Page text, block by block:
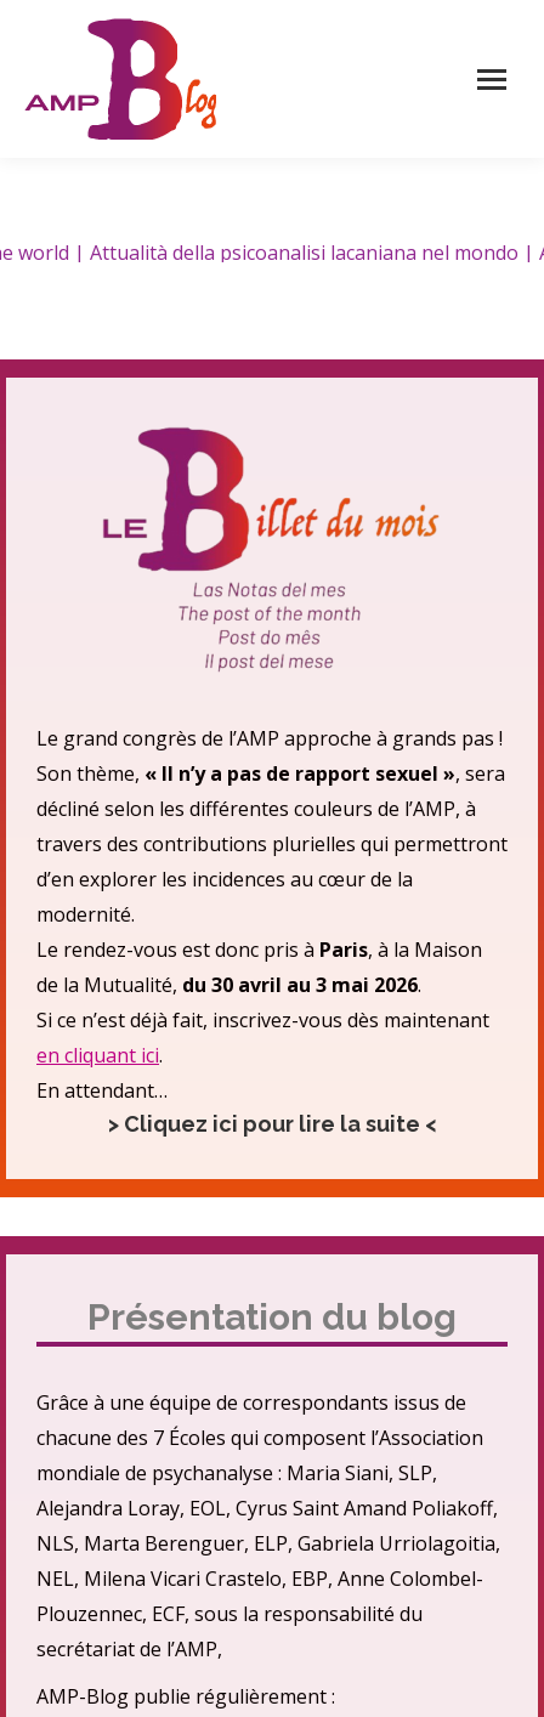
| Attualità della psicoanalisi lacaniana nel mondo |
Le grand congrès de l’AMP approche à grands pas !
Son thème, « Il n’y a pas de rapport sexuel », sera
décliné selon les différentes couleurs de l’AMP, à
travers des contributions plurielles qui permettront
d’en explorer les incidences au cœur de la
modernité.
Le rendez-vous est donc pris à Paris, à la Maison
de la Mutualité, du 30 avril au 3 mai 2026.
Si ce n’est déjà fait, inscrivez-vous dès maintenant
en cliquant ici.
En attendant…
> Cliquez ici pour lire la suite <
Présentation du blog
Grâce à une équipe de correspondants issus de
chacune des 7 Écoles qui composent l’Association
mondiale de psychanalyse : Maria Siani, SLP,
Alejandra Loray, EOL, Cyrus Saint Amand Poliakoff,
NLS, Marta Berenguer, ELP, Gabriela Urriolagoitia,
NEL, Milena Vicari Crastelo, EBP, Anne Colombel-
Plouzennec, ECF, sous la responsabilité du
secrétariat de l’AMP,
AMP-Blog publie régulièrement :